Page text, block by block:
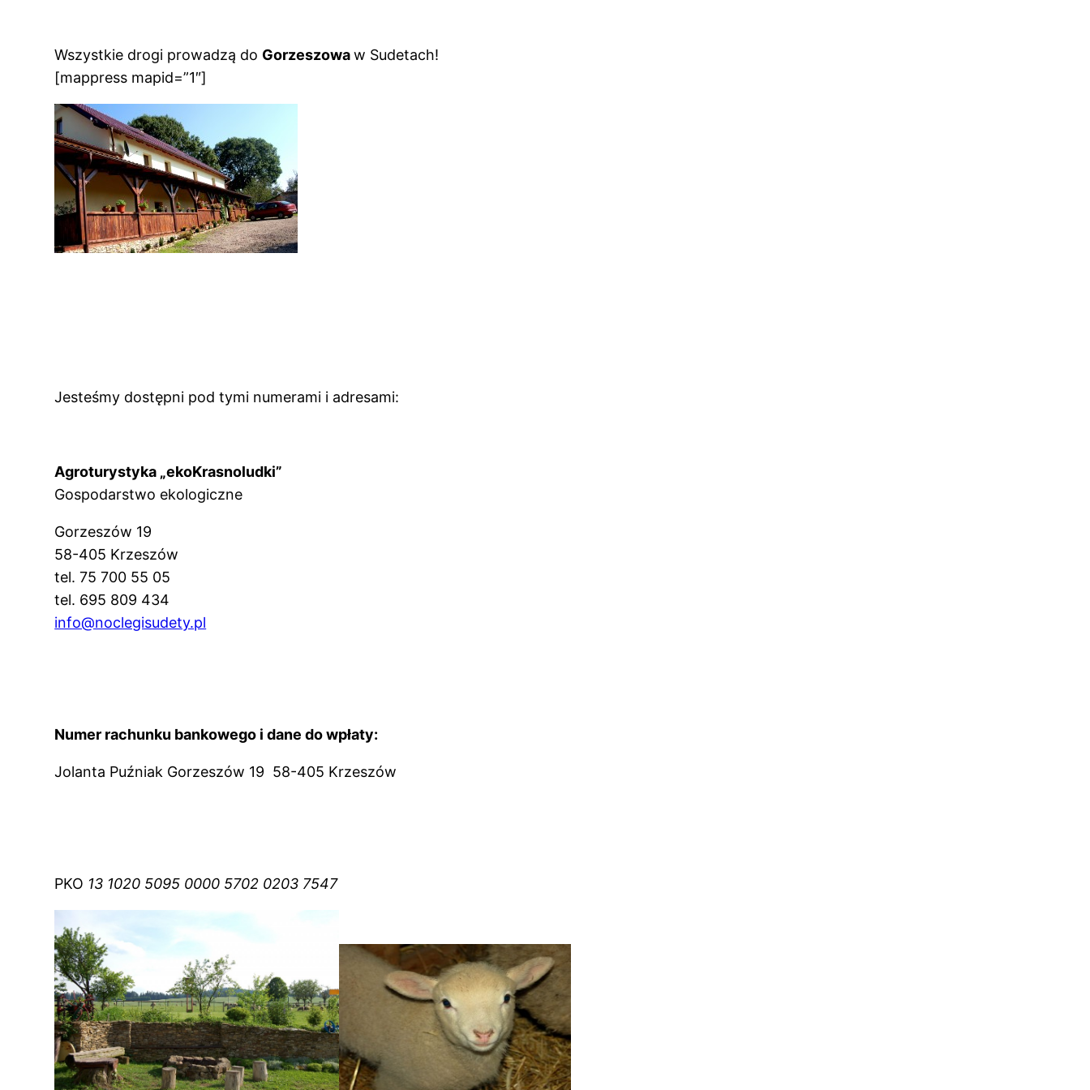
Wszystkie drogi prowadzą do Gorzeszowaw Sudetach!
[mappress mapid=”1″]
Jesteśmy dostępni pod tymi numerami i adresami:
Agroturystyka „ekoKrasnoludki”
Gospodarstwo ekologiczne
Gorzeszów 19
58-405 Krzeszów
tel. 75 700 55 05
tel. 695 809 434
info@noclegisudety.pl
Numer rachunku bankowego i dane do wpłaty:
Jolanta Puźniak Gorzeszów 19 58-405 Krzeszów
PKO 13 1020 5095 0000 5702 0203 7547